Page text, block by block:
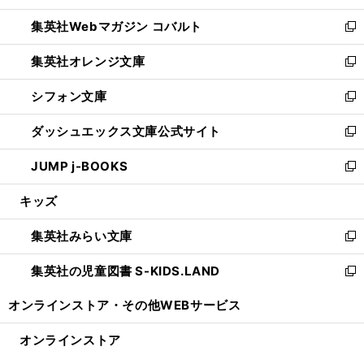
開
く
ウ
で
開
く
ン
ド
ウ
で
開
く
ウ
ィ
ン
ド
ウ
で
開
く
集英社Webマガジン コバルト
新
し
い
ウ
ィ
ン
ド
ウ
で
開
集英社オレンジ文庫
新
し
い
ウ
ィ
ン
ド
ウ
開
く
シフォン文庫
新
し
い
ウ
ィ
ン
ウ
で
開
く
ダッシュエックス文庫公式サイト
新
し
い
ウ
ン
ド
ウ
で
JUMP j-BOOKS
新
し
ウ
ィ
ン
ド
開
キッズ
集英社みらい文庫
新
し
い
ン
集英社の児童図書 S-KIDS.LAND
新
ウ
オンラインストア・ その他WEBサービス
オンラインストア